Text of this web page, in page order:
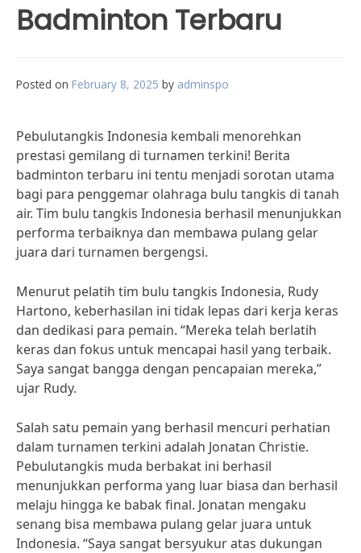
Badminton Terbaru
Posted on February 8, 2025 by adminspo
Pebulutangkis Indonesia kembali menorehkan
prestasi gemilang di turnamen terkini! Berita
badminton terbaru ini tentu menjadi sorotan utama
bagi para penggemar olahraga bulu tangkis di tanah
air. Tim bulu tangkis Indonesia berhasil menunjukkan
performa terbaiknya dan membawa pulang gelar
juara dari turnamen bergengsi.
Menurut pelatih tim bulu tangkis Indonesia, Rudy
Hartono, keberhasilan ini tidak lepas dari kerja keras
dan dedikasi para pemain. “Mereka telah berlatih
keras dan fokus untuk mencapai hasil yang terbaik.
Saya sangat bangga dengan pencapaian mereka,”
ujar Rudy.
Salah satu pemain yang berhasil mencuri perhatian
dalam turnamen terkini adalah Jonatan Christie.
Pebulutangkis muda berbakat ini berhasil
menunjukkan performa yang luar biasa dan berhasil
melaju hingga ke babak final. Jonatan mengaku
senang bisa membawa pulang gelar juara untuk
Indonesia. “Saya sangat bersyukur atas dukungan